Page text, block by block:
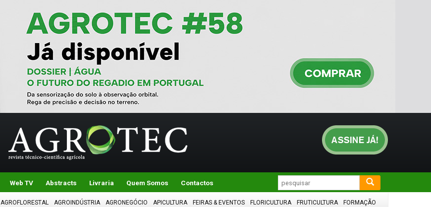
Web TV Abstracts Livraria Quem Somos Contactos
AGROFLORESTAL AGROINDÚSTRIA AGRONEGÓCIO APICULTURA FEIRAS & EVENTOS FLORICULTURA FRUTICULTURA
FORMAÇÃO